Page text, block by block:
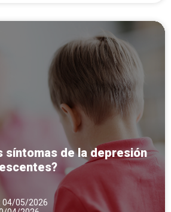
síntomas de la depresión
04/05/2026